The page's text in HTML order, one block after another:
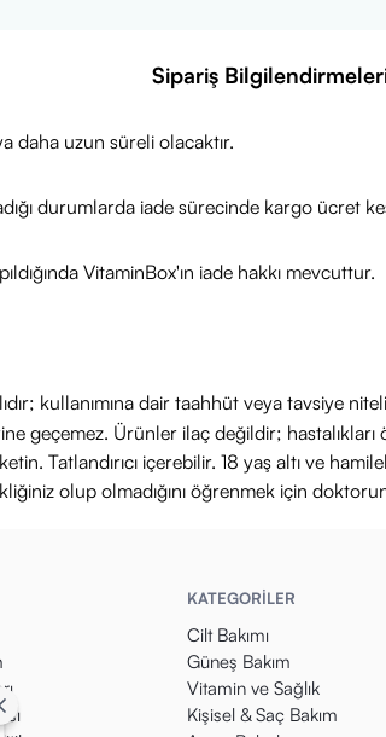
Sipariş
daha uzun süreli olacaktır.
durumlarda iade sürecinde kargo ücret
VitaminBox'ın iade hakkı mevcuttur.
kullanımına dair taahhüt veya tavsiye
geçemez. Ürünler ilaç değildir;
Tatlandırıcı içerebilir. 18 yaş altı ve
olup olmadığını öğrenmek için
KATEGORİLER
Cilt Bakımı
Güneş Bakım
Vitamin ve Sağlık
Kişisel & Saç Bakım